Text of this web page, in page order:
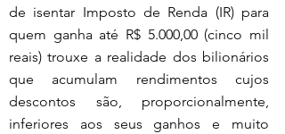
de isentar Imposto de Renda (IR) para
quem ganha até R$ 5.000,00 (cinco mil
reais) trouxe a realidade dos bilionários
que acumulam rendimentos cujos
descontos são, proporcionalmente,
inferiores aos seus ganhos e muito